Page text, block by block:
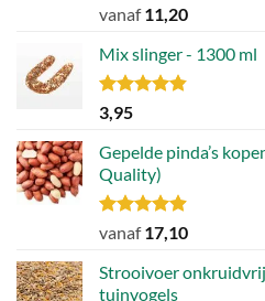
Gewaardeerd
uit 5
vanaf11,20
Mix slinger - 1300 ml
Gewaardeerd
4.79
3,95
Gepelde pinda’s
Quality)
Gewaardeerd
uit 5
vanaf17,10
Strooivoer
tuinvogels